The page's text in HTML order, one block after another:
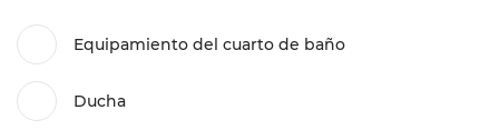
Equipamiento del cuarto de baño
Ducha